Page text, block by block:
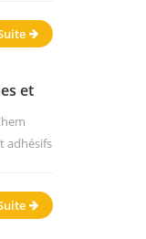
et
adhésifs